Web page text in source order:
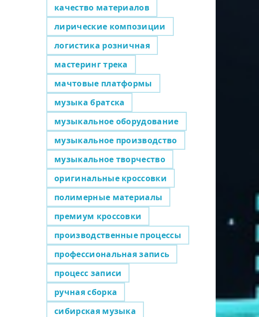
качество материалов
лирические композиции
логистика розничная
мастеринг трека
мачтовые платформы
музыка братска
музыкальное оборудование
музыкальное производство
музыкальное творчество
оригинальные кроссовки
полимерные материалы
премиум кроссовки
производственные процессы
профессиональная запись
процесс записи
ручная сборка
сибирская музыка